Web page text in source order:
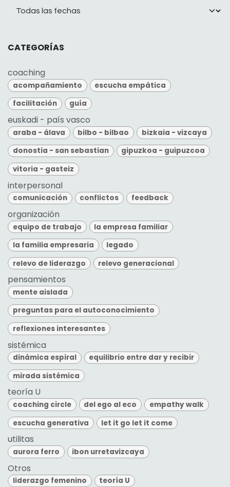
CATEGORÍAS
coaching
acompañamiento
escucha empática
facilitación
guía
euskadi - país vasco
araba - álava bilbo - bilbao
bizkaia - vizcaya
donostia - san sebastian
gipuzkoa - guipuzcoa
vitoria - gasteiz
interpersonal
comunicación conflictos feedback
organización
equipo de trabajo
la empresa familiar
la familia empresaria
legado
relevo de liderazgo
relevo generacional
pensamientos
mente aislada
preguntas para el autoconocimiento
reflexiones interesantes
sistémica
dinámica espiral
equilibrio entre dar y recibir
mirada sistémica
teoría U
coaching circle del ego al eco
empathy walk
escucha generativa
let it go let it come
utilitas
aurora ferro ibon urretavizcaya
Otros
liderazgo femenino
teoría U